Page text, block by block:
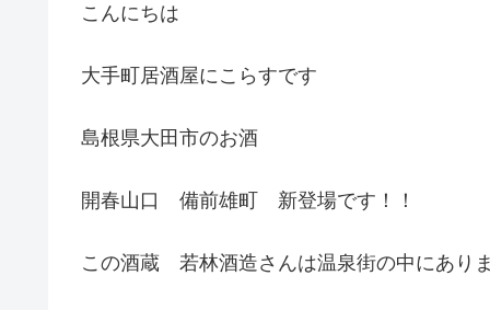
こんにちは
大手町居酒屋にこらすです
島根県大田市のお酒
開春山口 備前雄町 新登場です！！
この酒蔵 若林酒造さんは温泉街の中にあり